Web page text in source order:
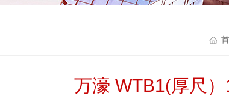
万濠 WTB1(厚尺